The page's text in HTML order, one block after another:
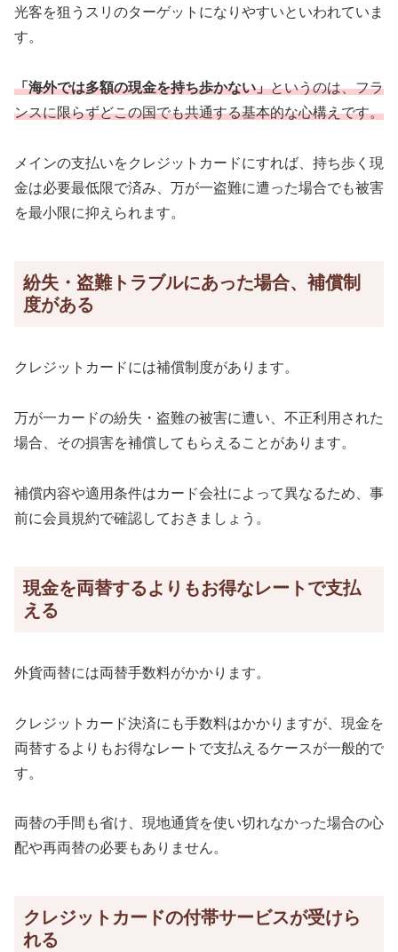
光客を狙うスリのターゲットになりやすいといわれていま
す。
「海外では多額の現金を持ち歩かない」というのは、フラ
ンスに限らずどこの国でも共通する基本的な心構えです。
メインの支払いをクレジットカードにすれば、持ち歩く現
金は必要最低限で済み、万が一盗難に遭った場合でも被害
を最小限に抑えられます。
紛失・盗難トラブルにあった場合、補償制
度がある
クレジットカードには補償制度があります。
万が一カードの紛失・盗難の被害に遭い、不正利用された
場合、その損害を補償してもらえることがあります。
補償内容や適用条件はカード会社によって異なるため、事
前に会員規約で確認しておきましょう。
現金を両替するよりもお得なレートで支払
える
外貨両替には両替手数料がかかります。
クレジットカード決済にも手数料はかかりますが、現金を
両替するよりもお得なレートで支払えるケースが一般的で
す。
両替の手間も省け、現地通貨を使い切れなかった場合の心
配や再両替の必要もありません。
クレジットカードの付帯サービスが受けら
れる